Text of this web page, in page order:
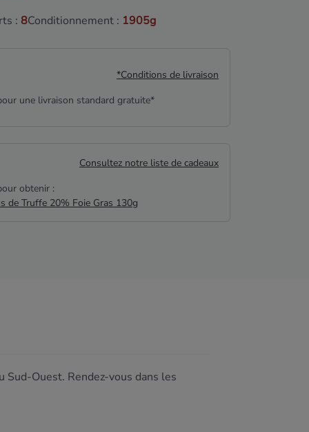
: 8Conditionnement : 1905g
*Conditions de livraison
une livraison standard gratuite*
Consultez notre liste de cadeaux
obtenir :
de Truffe 20% Foie Gras 130g
Ouest. Rendez-vous dans les